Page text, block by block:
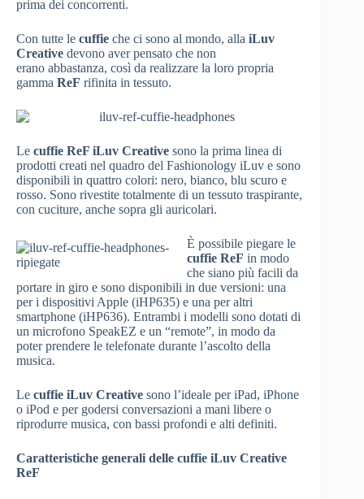
prima dei concorrenti.
Con tutte le cuffie che ci sono al mondo, alla iLuv
Creative devono aver pensato che non
erano abbastanza, così da realizzare la loro propria
gamma ReF rifinita in tessuto.
Le cuffie ReF iLuv Creative sono la prima linea di
prodotti creati nel quadro del Fashionology iLuv e sono
disponibili in quattro colori: nero, bianco, blu scuro e
rosso. Sono rivestite totalmente di un tessuto traspirante,
con cuciture, anche sopra gli auricolari.
È possibile piegare le
cuffie ReF in modo
che siano più facili da
portare in giro e sono disponibili in due versioni: una
per i dispositivi Apple (iHP635) e una per altri
smartphone (iHP636). Entrambi i modelli sono dotati di
un microfono SpeakEZ e un “remote”, in modo da
poter prendere le telefonate durante l’ascolto della
musica.
Le cuffie iLuv Creative sono l’ideale per iPad, iPhone
o iPod e per godersi conversazioni a mani libere o
riprodurre musica, con bassi profondi e alti definiti.
Caratteristiche generali delle cuffie iLuv Creative
ReF